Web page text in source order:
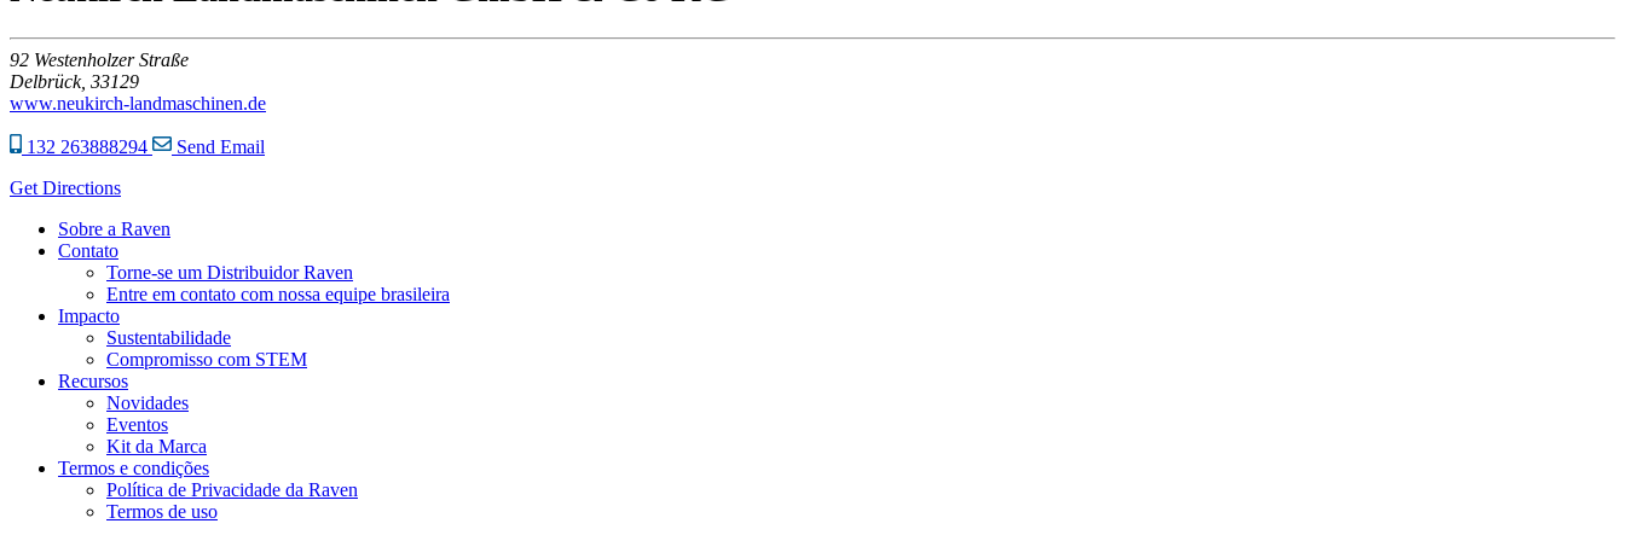
92 Westenholzer Straße
Delbrück, 33129
www.neukirch-landmaschinen.de
132 263888294
Send Email
Get Directions
Sobre a Raven
Contato
Torne-se um Distribuidor Raven
Entre em contato com nossa equipe brasileira
Impacto
Sustentabilidade
Compromisso com STEM
Recursos
Novidades
Eventos
Kit da Marca
Termos e condições
Política de Privacidade da Raven
Termos de uso